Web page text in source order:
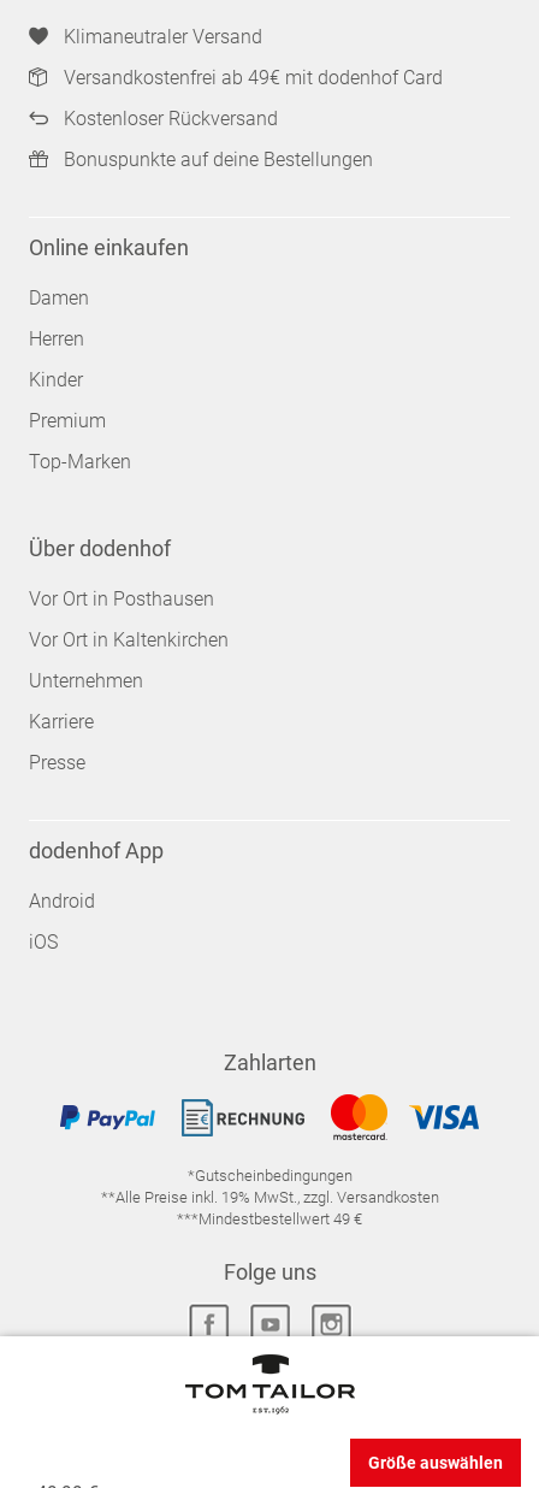
Größe auswählen
Klimaneutraler Versand
Versandkostenfrei ab 49€ mit dodenhof Card
Kostenloser Rückversand
Bonuspunkte auf deine Bestellungen
Online einkaufen
Damen
Herren
Kinder
Premium
Top-Marken
Über dodenhof
Vor Ort in Posthausen
Vor Ort in Kaltenkirchen
Unternehmen
Karriere
Presse
dodenhof App
Android
iOS
Zahlarten
*Gutscheinbedingungen
**Alle Preise inkl. 19% MwSt., zzgl. Versandkosten
***Mindestbestellwert 49 €
Folge uns
DATENSCHUTZ-EINSTELLUNGEN
WIDERRUFSRECHT